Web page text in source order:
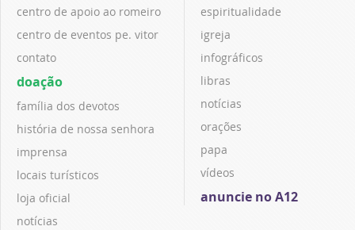
centro de apoio ao romeiro
centro de eventos pe. vitor
contato
doação
família dos devotos
história de nossa senhora
imprensa
locais turísticos
loja oficial
notícias
espiritualidade
igreja
infográficos
libras
notícias
orações
papa
vídeos
anuncie no A12